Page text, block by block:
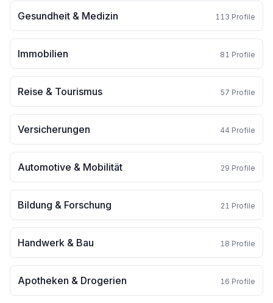
Gesundheit & Medizin 113 Profile
Immobilien 81 Profile
Reise & Tourismus 57 Profile
Versicherungen 44 Profile
Automotive & Mobilität 29 Profile
Bildung & Forschung 21 Profile
Handwerk & Bau 18 Profile
Apotheken & Drogerien 16 Profile